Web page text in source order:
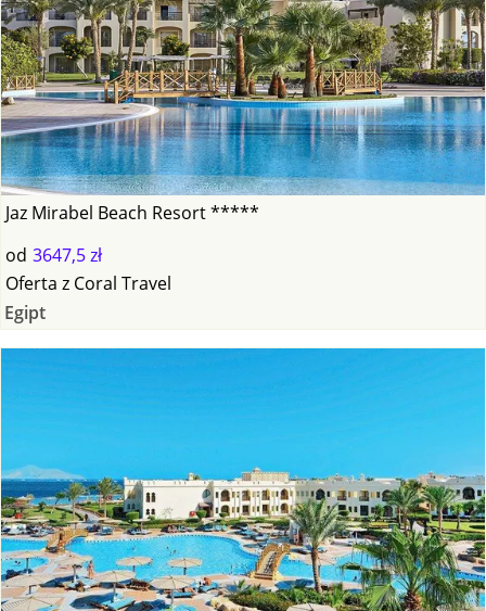
Jaz Mirabel Beach Resort *****
od 3647,5 zł
Oferta z Coral Travel
Egipt